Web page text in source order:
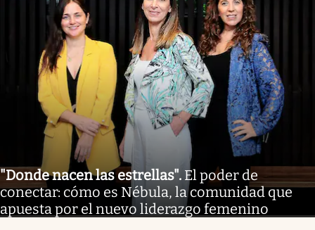
"Donde nacen las estrellas". El poder de
conectar: cómo es Nébula, la comunidad que
apuesta por el nuevo liderazgo femenino